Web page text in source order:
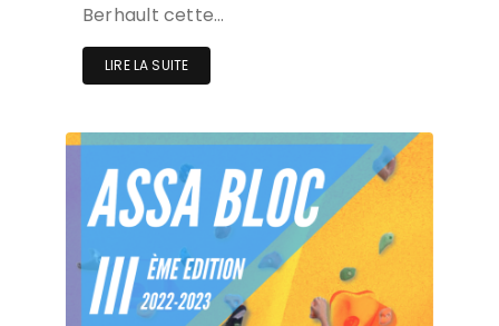
Berhault cette…
LIRE LA SUITE